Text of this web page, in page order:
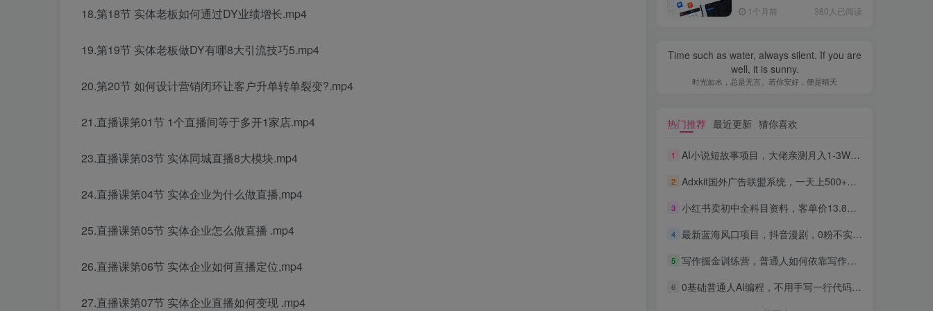
18.第18节 实体老板如何通过DY业绩增长.mp4
19.第19节 实体老板做DY有哪8大引流技巧5.mp4
20.第20节 如何设计营销闭环让客户升单转单裂变?.mp4
21.直播课第01节 1个直播间等于多开1家店.mp4
23.直播课第03节 实体同城直播8大模块.mp4
24.直播课第04节 实体企业为什么做直播,mp4
25.直播课第05节 实体企业怎么做直播 .mp4
26.直播课第06节 实体企业如何直播定位,mp4
27.直播课第07节 实体企业直播如何变现 .mp4
己的软件
1个月前 380人已阅读
Time such as water, always silent. If you are
well, it is sunny.
时光如水，总是无言。若你安好，便是晴天
热门推荐 最近更新 猜你喜欢
1 AI小说短故事项目，大佬亲测月入1-3W，零基础教你用AI批量产出优质短故事，实现一稿多吃多渠道变现
2 Adxkit国外广告联盟系统，一天上500+广告，让你的投放更加高效简单！
3 小红书卖初中全科目资料，客单价13.8，279天卖了20w
4 最新蓝海风口项目，抖音漫剧，0粉不实名每天一小时，月入1W+【揭秘】
5 写作掘金训练营，普通人如何依靠写作过上理想生活，可开启你的写作复利之路（更新6月）
6 0基础普通人AI编程，不用手写一行代码，AI开发到上架全流程，普通人也能做出自己的软件